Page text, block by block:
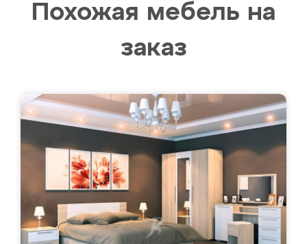
Похожая мебель на
заказ